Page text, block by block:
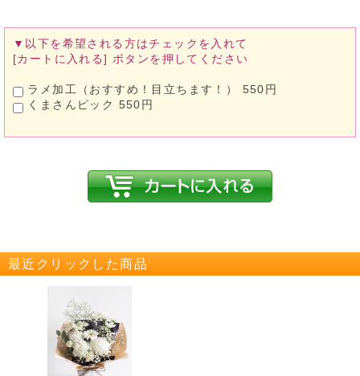
▼以下を希望される方はチェックを入れて
[カートに入れる] ボタンを押してください
ラメ加工（おすすめ！目立ちます！） 550円
くまさんピック 550円
最近クリックした商品